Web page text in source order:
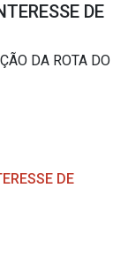
DE
DA ROTA DO
DE